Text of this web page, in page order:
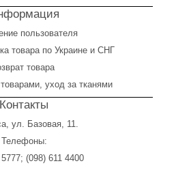
пользователя
товара по Украине и СНГ
товара
уход за тканями
Контакты
ул. Базовая, 11.
Телефоны:
; (098) 611 4400